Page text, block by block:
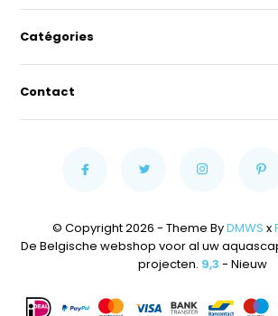
Catégories
Contact
© Copyright 2026 - Theme ByDMWS x
De Belgische webshop voor al uw
projecten. 9,3 - Nieuw